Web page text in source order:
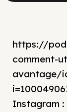
https://
comment-
avantage/
Instagram :